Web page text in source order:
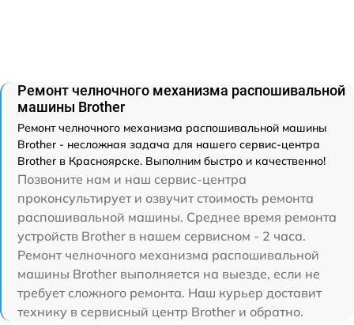
Ремонт челночного механизма распошивальной
машины Brother
Ремонт челночного механизма распошивальной машины
Brother - несложная задача для нашего сервис-центра
Brother в Красноярске. Выполним быстро и качественно!
Позвоните нам и наш сервис-центра
проконсультирует и озвучит стоимость ремонта
распошивальной машины. Среднее время ремонта
устройств Brother в нашем сервисном - 2 часа.
Ремонт челночного механизма распошивальной
машины Brother выполняется на выезде, если не
требует сложного ремонта. Наш курьер доставит
технику в сервисный центр Brother и обратно.